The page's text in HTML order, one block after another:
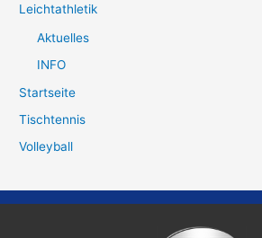
Leichtathletik
Aktuelles
INFO
Startseite
Tischtennis
Volleyball